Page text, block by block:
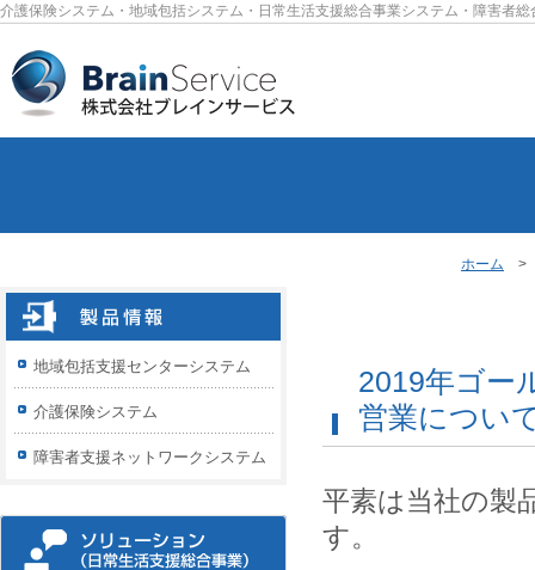
介護保険システム・地域包括システム・日常生活支援総合事業システム・障害者総
ホーム
2019年ゴー
営業につい
平素は当社の製
す。
地域包括支援センターシステム
介護保険システム
障害者支援ネットワークシステム